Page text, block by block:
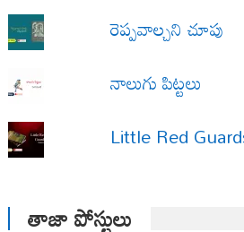
రెప్పవాల్చని
నాలుగు పిట్టలు
Little Red
తాజా పోస్టులు